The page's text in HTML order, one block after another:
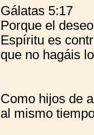
Gálatas 5:17
Porque el
Espíritu es
que no hagáis
Como hijos de
al mismo